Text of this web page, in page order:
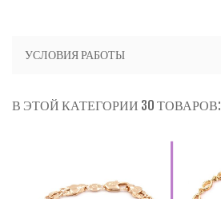
УСЛОВИЯ РАБОТЫ
В ЭТОЙ КАТЕГОРИИ 30 ТОВАРОВ: